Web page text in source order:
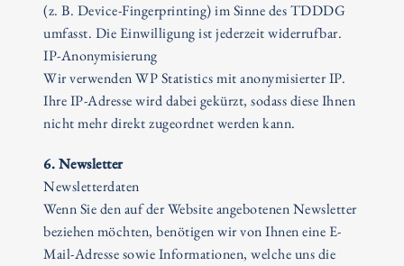
(z. B. Device-Fingerprinting) im Sinne des TDDDG
umfasst. Die Einwilligung ist jederzeit widerrufbar.
IP-Anonymisierung
Wir verwenden WP Statistics mit anonymisierter IP.
Ihre IP-Adresse wird dabei gekürzt, sodass diese Ihnen
nicht mehr direkt zugeordnet werden kann.
6. Newsletter
Newsletterdaten
Wenn Sie den auf der Website angebotenen Newsletter
beziehen möchten, benötigen wir von Ihnen eine E-
Mail-Adresse sowie Informationen, welche uns die